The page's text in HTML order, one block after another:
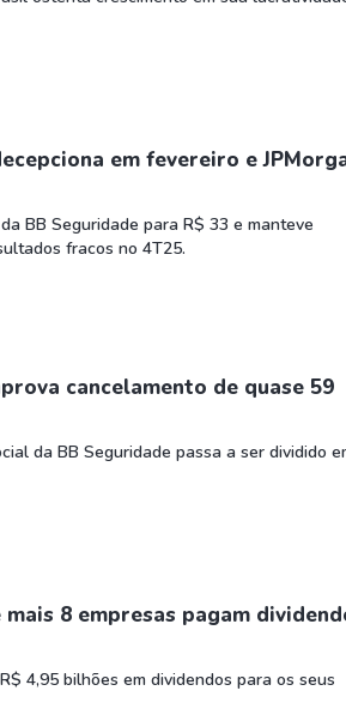
em fevereiro e
BB Seguridade para R$ 33 e manteve
fracos no 4T25.
cancelamento de quase 59
da BB Seguridade passa a ser dividido
mais 8 empresas pagam
4,95 bilhões em dividendos para os seus